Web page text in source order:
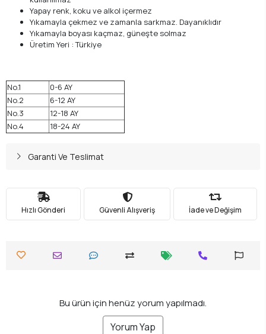
Yapay renk, koku ve alkol içermez
Yıkamayla çekmez ve zamanla sarkmaz. Dayanıklıdır
Yıkamayla boyası kaçmaz, güneşte solmaz
Üretim Yeri : Türkiye
No.1
0-6 AY
No.2
6-12 AY
No.3
12-18 AY
No.4
18-24 AY
Garanti Ve Teslimat
Hızlı Gönderi Güvenli Alışveriş İade ve Değişim
Bu ürün için henüz yorum yapılmadı.
Yorum Yap